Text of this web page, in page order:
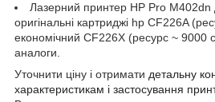
Лазерний принтер HP Pro M402dn
оригінальні картриджі hp CF226A
економічний CF226X (ресурс ~ 9000
аналоги.
Уточнити ціну і отримати детальну
характеристикам і застосування